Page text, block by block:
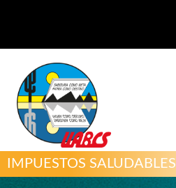
IMPUESTOS SALUDABLES